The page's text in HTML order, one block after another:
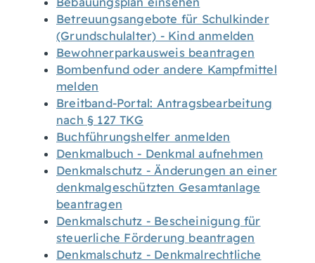
Betreuungsangebote für Schulkinder
(Grundschulalter) - Kind anmelden
Bewohnerparkausweis beantragen
Bombenfund oder andere Kampfmittel
melden
Breitband-Portal: Antragsbearbeitung
nach § 127 TKG
Buchführungshelfer anmelden
Denkmalbuch - Denkmal aufnehmen
Denkmalschutz - Änderungen an einer
denkmalgeschützten Gesamtanlage
beantragen
Denkmalschutz - Bescheinigung für
steuerliche Förderung beantragen
Denkmalschutz - Denkmalrechtliche